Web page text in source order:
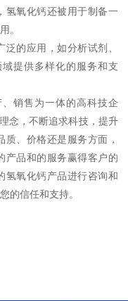
氢氧化钙还被用于制备一
。
的应用，如分析试剂、
提供多样化的服务和支
销售为一体的高科技企
念，不断追求科技，提升
、价格还是服务方面，
产品和的服务赢得客户的
氢氧化钙产品进行咨询和
的信任和支持。